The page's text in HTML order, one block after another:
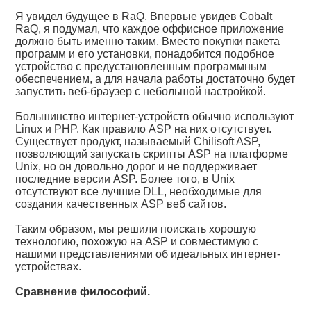
Я увидел будущее в RaQ. Впервые увидев Cobalt
RaQ, я подумал, что каждое оффисное приложение
должно быть именно таким. Вместо покупки пакета
программ и его установки, понадобится подобное
устройство с предустановленным программным
обеспечением, а для начала работы достаточно будет
запустить веб-браузер с небольшой настройкой.
Большинство интернет-устройств обычно используют
Linux и PHP. Как правило ASP на них отсутствует.
Существует продукт, называемый Chilisoft ASP,
позволяющий запускать скрипты ASP на платформе
Unix, но он довольно дорог и не поддерживает
последние версии ASP. Более того, в Unix
отсутствуют все лучшие DLL, необходимые для
создания качественных ASP веб сайтов.
Таким образом, мы решили поискать хорошую
технологию, похожую на ASP и совместимую с
нашими представлениями об идеальных интернет-
устройствах.
Сравнение философий.